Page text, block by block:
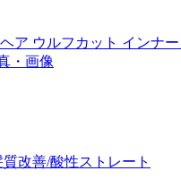
ア ウルフカット インナ
・画像
改善/酸性ストレート